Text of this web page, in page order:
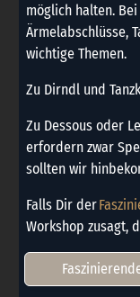
möglich halten.
Ärmelabschlüsse,
wichtige Themen.
Zu Dirndl und
Zu Dessous oder
erfordern zwar
sollten wir
Falls Dir der
Workshop zusagt,